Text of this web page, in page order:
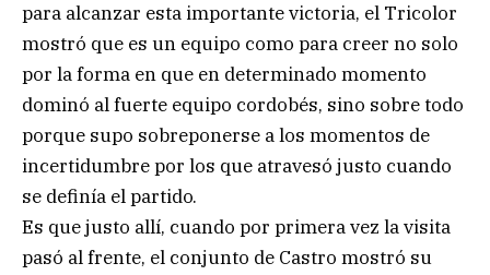
para alcanzar esta importante victoria, el Tricolor
mostró que es un equipo como para creer no solo
por la forma en que en determinado momento
dominó al fuerte equipo cordobés, sino sobre todo
porque supo sobreponerse a los momentos de
incertidumbre por los que atravesó justo cuando
se definía el partido.
Es que justo allí, cuando por primera vez la visita
pasó al frente, el conjunto de Castro mostró su